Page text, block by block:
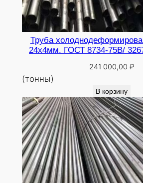
Труба
24х4мм. ГОСТ 8734-75В/
241 000,00 ₽
(тонны)
В корзину